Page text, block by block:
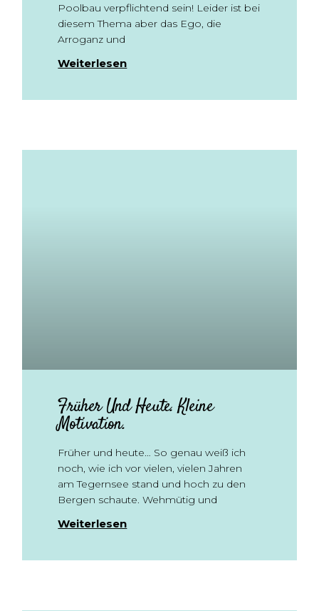
Poolbau verpflichtend sein! Leider ist bei
diesem Thema aber das Ego, die
Arroganz und
Weiterlesen
Früher Und Heute. Kleine
Motivation.
Früher und heute… So genau weiß ich
noch, wie ich vor vielen, vielen Jahren
am Tegernsee stand und hoch zu den
Bergen schaute. Wehmütig und
Weiterlesen